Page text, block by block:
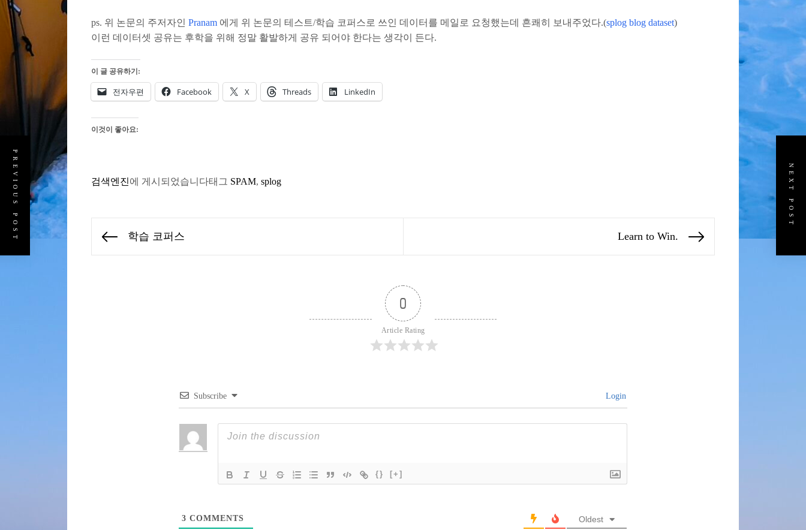
ps. 위 논문의 주저자인 Pranam 에게 위 논문의 테스트/학습 코퍼스로 쓰인 데이터를 메일로 요청했는데 흔쾌히 보내주었다.(splog blog dataset)
이런 데이터셋 공유는 후학을 위해 정말 활발하게 공유 되어야 한다는 생각이 든다.
이 글 공유하기:
전자우편 Facebook X Threads LinkedIn
이것이 좋아요:
검색엔진에 게시되었습니다태그 SPAM, splog
Previous
학습 코퍼스 Learn to Win.
0
Article Rating
Subscribe Login
{} [+]
3 COMMENTS Oldest
PREVIOUS POST NEXT POST